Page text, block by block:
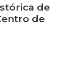
de
de